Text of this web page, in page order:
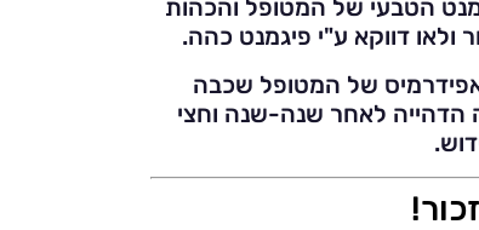
הטבעי של המטופל והכהות
דווקא ע"י פיגמנט כהה.
של המטופל שכבה
ומכאן באה הדהייה לאחר שנה-שנה וחצי